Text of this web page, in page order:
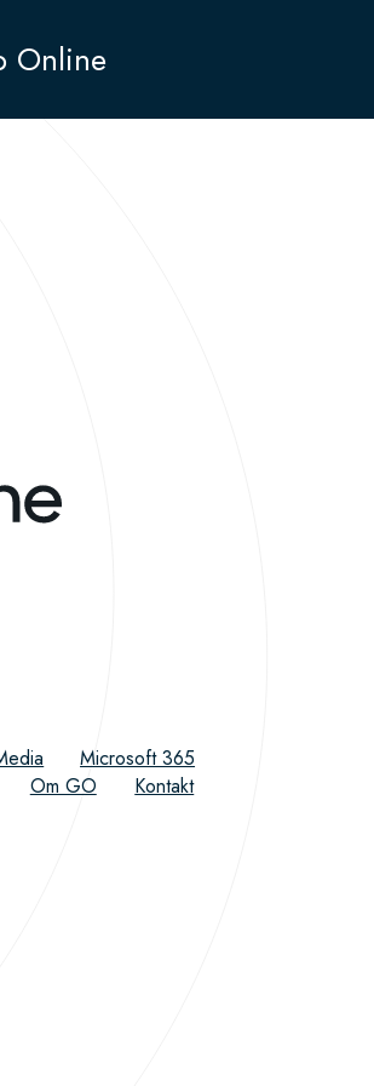
Online
Microsoft 365
Om GO Kontakt